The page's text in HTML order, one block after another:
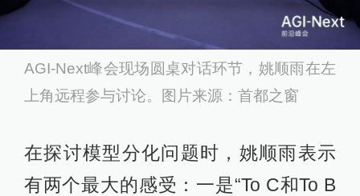
AGI-Next峰会现场圆桌对话环节，姚顺雨在左
上角远程参与讨论。图片来源：首都之窗
在探讨模型分化问题时，姚顺雨表示
有两个最大的感受：一是“To C和To B